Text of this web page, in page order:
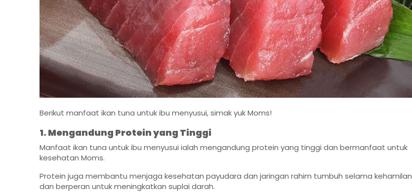
Berikut manfaat ikan tuna untuk ibu menyusui, simak yuk Moms!
1. Mengandung Protein yang Tinggi
Manfaat ikan tuna untuk ibu menyusui ialah mengandung protein yang tinggi dan bermanfaat untuk
kesehatan Moms.
Protein juga membantu menjaga kesehatan payudara dan jaringan rahim tumbuh selama kehamilan
dan berperan untuk meningkatkan suplai darah.